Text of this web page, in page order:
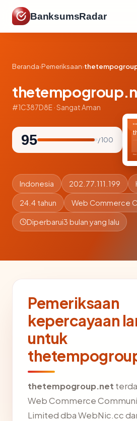
BanksumsRadar
Beranda›Pemeriksaan›
#1C387D8E · Sangat Aman
95 / 100
Indonesia 202.77.111.199
24.4 tahun Web Commerce
Diperbarui3 bulan yang lalu
Pemeriksaan
kepercayaan
untuk
thetempogroup.net
Web Commerce
Limited dba WebNic.cc